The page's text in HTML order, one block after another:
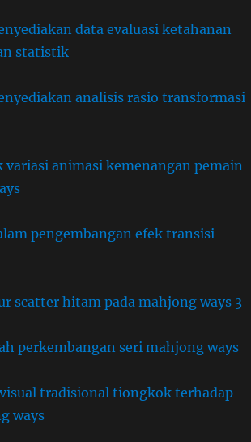
data evaluasi ketahanan
statistik
analisis rasio transformasi
variasi animasi kemenangan pemain
pengembangan efek transisi
scatter hitam pada mahjong ways 3
perkembangan seri mahjong ways
tradisional tiongkok terhadap
ways